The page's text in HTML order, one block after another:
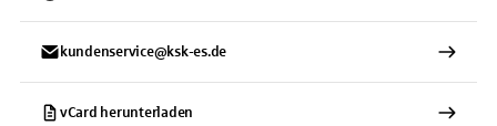
kundenservice@ksk-es.de
vCard herunterladen